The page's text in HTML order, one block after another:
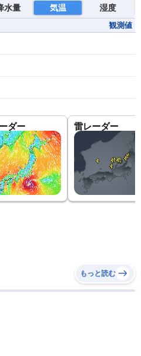
水量 気温 湿度
観測値
ダー 雷レーダー
もっと読む